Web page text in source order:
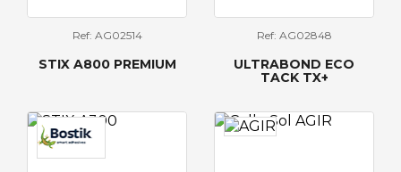
Ref: AG02514
STIX A800 PREMIUM
Ref: AG02848
ULTRABOND ECO
TACK TX+